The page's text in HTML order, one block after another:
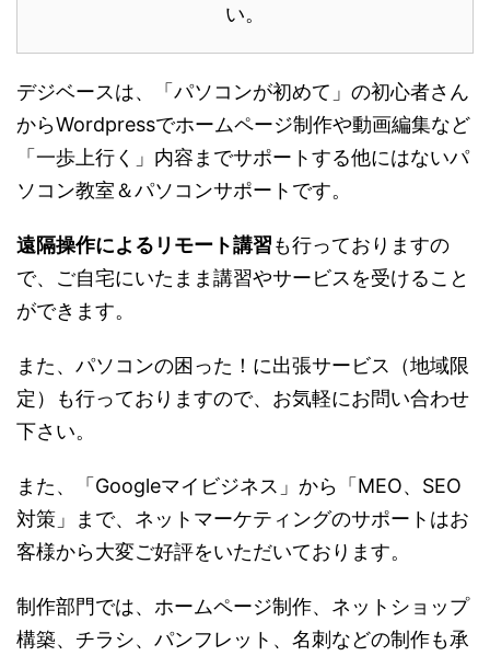
い。
デジベースは、「パソコンが初めて」の初心者さん
からWordpressでホームページ制作や動画編集など
「一歩上行く」内容までサポートする他にはないパ
ソコン教室＆パソコンサポートです。
遠隔操作によるリモート講習も行っておりますの
で、ご自宅にいたまま講習やサービスを受けること
ができます。
また、パソコンの困った！に出張サービス（地域限
定）も行っておりますので、お気軽にお問い合わせ
下さい。
また、「Googleマイビジネス」から「MEO、SEO
対策」まで、ネットマーケティングのサポートはお
客様から大変ご好評をいただいております。
制作部門では、ホームページ制作、ネットショップ
構築、チラシ、パンフレット、名刺などの制作も承